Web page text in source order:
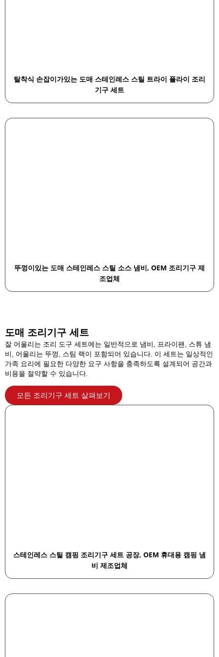
탈착식 손잡이가있는 도매 스테인레스 스틸 트라이 플라이 조리
기구 세트
뚜껑이있는 도매 스테인레스 스틸 소스 냄비, OEM 조리기구 제
조업체
도매 조리기구 세트
잘 어울리는 조리 도구 세트에는 일반적으로 냄비, 프라이팬, 스튜 냄
비, 어울리는 뚜껑, 스팀 랙이 포함되어 있습니다. 이 세트는 일상적인
가족 요리에 필요한 다양한 요구 사항을 충족하도록 설계되어 공간과
비용을 절약할 수 있습니다.
모든 조리기구 세트 살펴보기
스테인레스 스틸 캠핑 조리기구 세트 공장, OEM 휴대용 캠핑 냄
비 제조업체